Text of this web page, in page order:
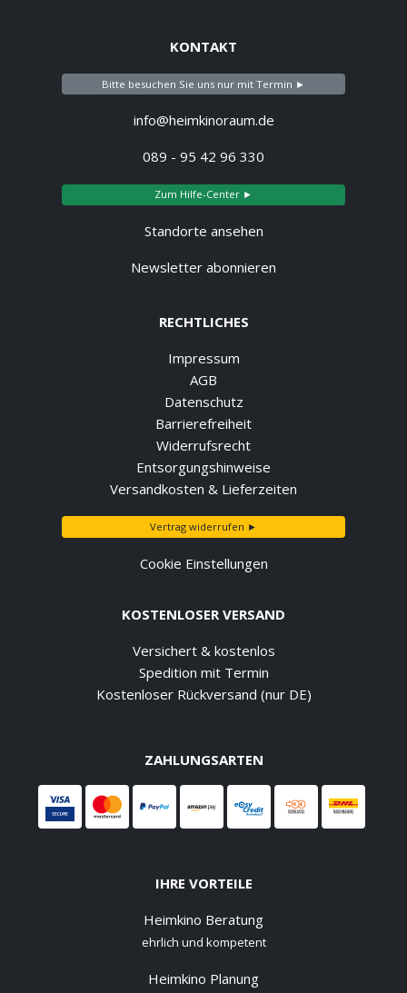
KONTAKT
Bitte besuchen Sie uns nur mit Termin ►
info@heimkinoraum.de
089 - 95 42 96 330
Zum Hilfe-Center ►
Standorte ansehen
Newsletter abonnieren
RECHTLICHES
Impressum
AGB
Datenschutz
Barrierefreiheit
Widerrufsrecht
Entsorgungshinweise
Versandkosten & Lieferzeiten
Vertrag widerrufen ►
Cookie Einstellungen
KOSTENLOSER VERSAND
Versichert & kostenlos
Spedition mit Termin
Kostenloser Rückversand (nur DE)
ZAHLUNGSARTEN
IHRE VORTEILE
Heimkino Beratung
ehrlich und kompetent
Heimkino Planung